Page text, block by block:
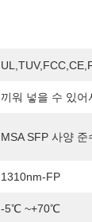
끼워 넣을 수 있어
MSA SFP 사양 준
1310nm-FP
-5℃ ~+70℃